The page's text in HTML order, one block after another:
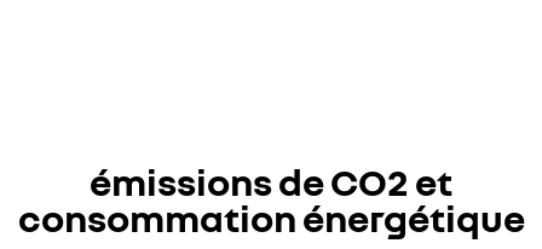
émissions de CO2 et
consommation énergétique